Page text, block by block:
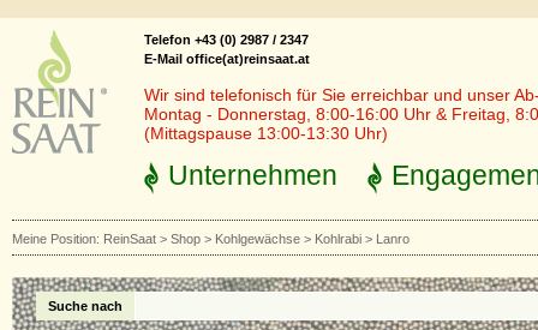
Telefon +43 (0) 2987 / 2347
E-Mail office(at)reinsaat.at
Wir sind telefonisch für Sie erreichbar und unser
Montag - Donnerstag, 8:00-16:00 Uhr & Freitag,
(Mittagspause 13:00-13:30 Uhr)
Unternehmen
Meine Position: ReinSaat > Shop > Kohlgewächse > Kohlrabi > Lanro
Suche nach